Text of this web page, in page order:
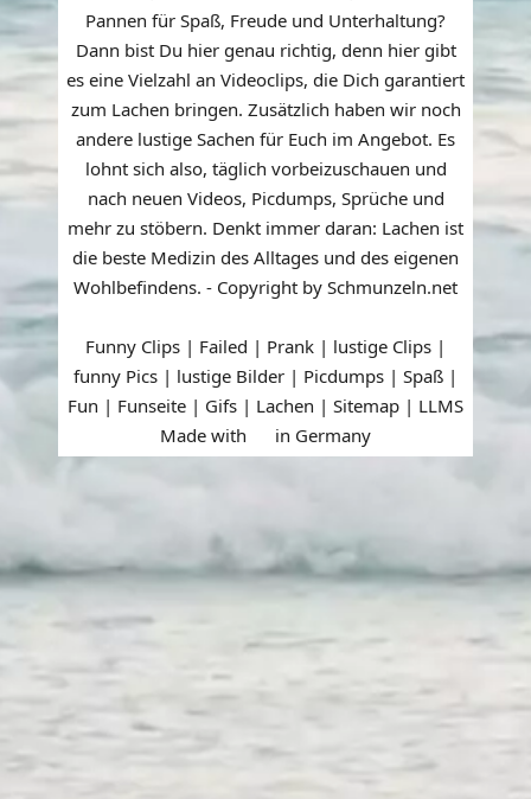
Pannen für Spaß, Freude und Unterhaltung?
Dann bist Du hier genau richtig, denn hier gibt
es eine Vielzahl an Videoclips, die Dich garantiert
zum Lachen bringen. Zusätzlich haben wir noch
andere lustige Sachen für Euch im Angebot. Es
lohnt sich also, täglich vorbeizuschauen und
nach neuen Videos, Picdumps, Sprüche und
mehr zu stöbern. Denkt immer daran: Lachen ist
die beste Medizin des Alltages und des eigenen
Wohlbefindens. - Copyright by Schmunzeln.net
Funny Clips | Failed | Prank | lustige Clips |
funny Pics | lustige Bilder | Picdumps | Spaß |
Fun | Funseite | Gifs | Lachen | Sitemap | LLMS
Made with
in Germany